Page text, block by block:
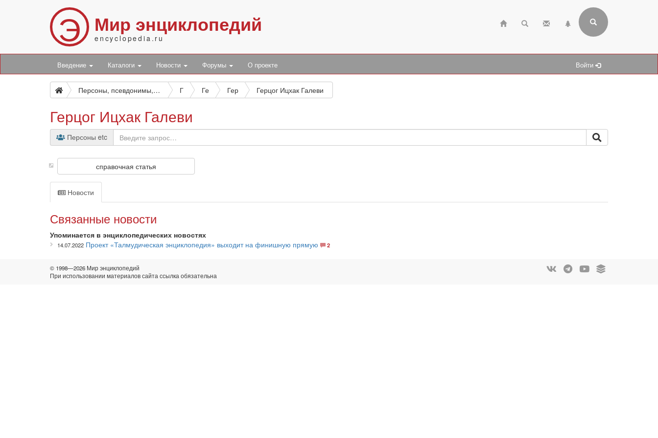
Э Мир энциклопедий
encyclopedia.ru
Введение Каталоги Новости Форумы О проекте Войти
Персоны, псевдонимы, персонажи и боты Г Ге Гер Герцог Ицхак Галеви
Герцог Ицхак Галеви
Персоны etc
справочная статья
Новости
Связанные новости
Упоминается в энциклопедических новостях
14.07.2022 Проект «Талмудическая энциклопедия» выходит на финишную прямую 2
© 1998—2026 Мир энциклопедий
При использовании материалов сайта ссылка обязательна